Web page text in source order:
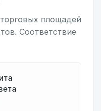
площадей
Соответствие